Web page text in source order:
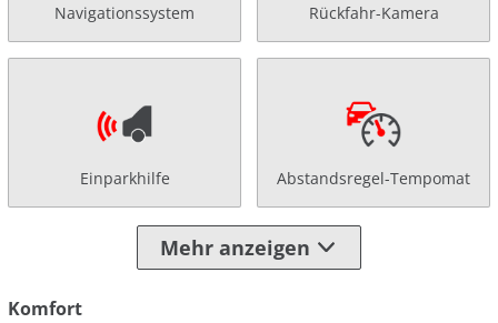
Navigationssystem Rückfahr-Kamera
Einparkhilfe Abstandsregel-Tempomat
Mehr anzeigen
Komfort